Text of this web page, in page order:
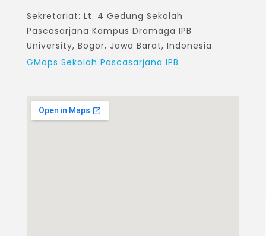
Sekretariat: Lt. 4 Gedung Sekolah
Pascasarjana Kampus Dramaga IPB
University, Bogor, Jawa Barat, Indonesia.
GMaps Sekolah Pascasarjana IPB